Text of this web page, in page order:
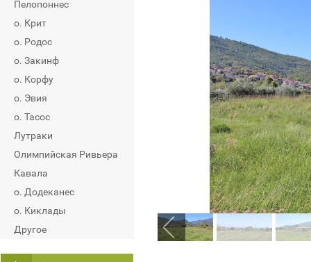
Пелопоннес
о. Крит
о. Родос
о. Закинф
о. Корфу
о. Эвия
о. Тасос
Лутраки
Олимпийская Ривьера
Кавала
о. Додеканес
о. Киклады
Другое